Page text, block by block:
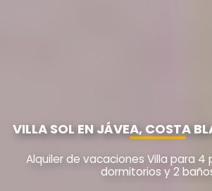
VILLA SOL EN JÁVEA, COSTA
Alquiler de vacaciones Villa para 4
dormitorios y 2